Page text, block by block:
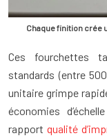
Chaque finition crée
Ces fourchettes
standards (entre
unitaire grimpe
économies
rapportqualité